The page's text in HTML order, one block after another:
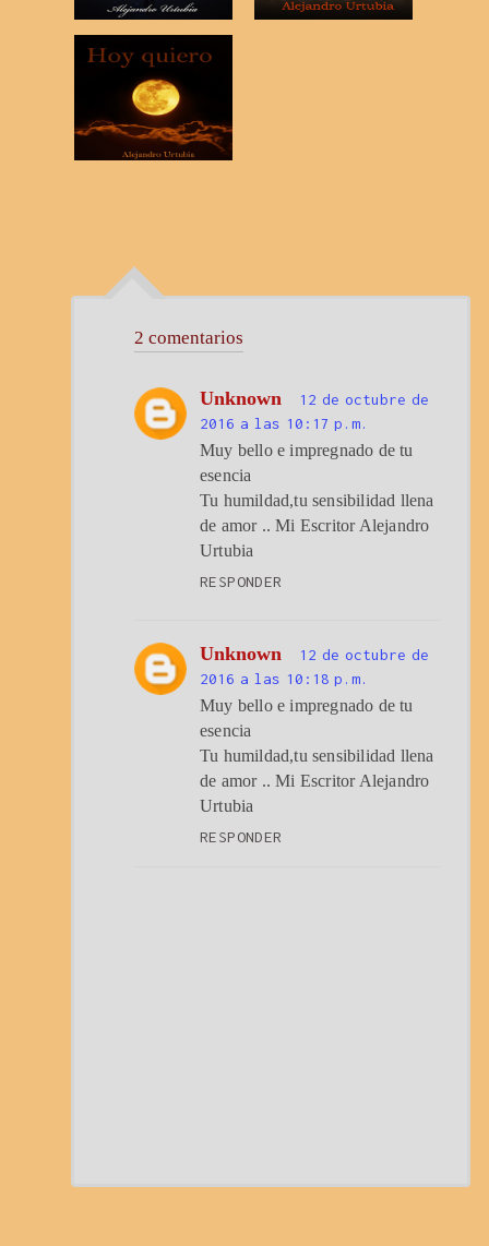
2 comentarios
Unknown
12 de octubre de
2016 a las 10:17 p.m.
Muy bello e impregnado de tu
esencia
Tu humildad,tu sensibilidad llena
de amor .. Mi Escritor Alejandro
Urtubia
RESPONDER
Unknown
12 de octubre de
2016 a las 10:18 p.m.
Muy bello e impregnado de tu
esencia
Tu humildad,tu sensibilidad llena
de amor .. Mi Escritor Alejandro
Urtubia
RESPONDER